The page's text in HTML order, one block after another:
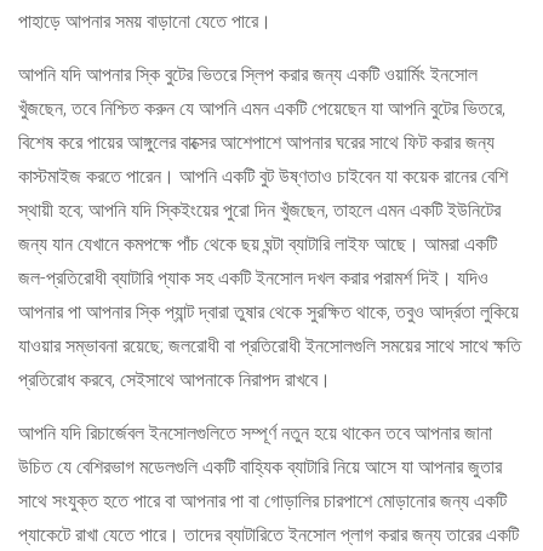
পাহাড়ে আপনার সময় বাড়ানো যেতে পারে।
আপনি যদি আপনার স্কি বুটের ভিতরে স্লিপ করার জন্য একটি ওয়ার্মিং ইনসোল
খুঁজছেন, তবে নিশ্চিত করুন যে আপনি এমন একটি পেয়েছেন যা আপনি বুটের ভিতরে,
বিশেষ করে পায়ের আঙ্গুলের বাক্সের আশেপাশে আপনার ঘরের সাথে ফিট করার জন্য
কাস্টমাইজ করতে পারেন। আপনি একটি বুট উষ্ণতাও চাইবেন যা কয়েক রানের বেশি
স্থায়ী হবে; আপনি যদি স্কিইংয়ের পুরো দিন খুঁজছেন, তাহলে এমন একটি ইউনিটের
জন্য যান যেখানে কমপক্ষে পাঁচ থেকে ছয় ঘন্টা ব্যাটারি লাইফ আছে। আমরা একটি
জল-প্রতিরোধী ব্যাটারি প্যাক সহ একটি ইনসোল দখল করার পরামর্শ দিই। যদিও
আপনার পা আপনার স্কি প্যান্ট দ্বারা তুষার থেকে সুরক্ষিত থাকে, তবুও আর্দ্রতা লুকিয়ে
যাওয়ার সম্ভাবনা রয়েছে; জলরোধী বা প্রতিরোধী ইনসোলগুলি সময়ের সাথে সাথে ক্ষতি
প্রতিরোধ করবে, সেইসাথে আপনাকে নিরাপদ রাখবে।
আপনি যদি রিচার্জেবল ইনসোলগুলিতে সম্পূর্ণ নতুন হয়ে থাকেন তবে আপনার জানা
উচিত যে বেশিরভাগ মডেলগুলি একটি বাহ্যিক ব্যাটারি নিয়ে আসে যা আপনার জুতার
সাথে সংযুক্ত হতে পারে বা আপনার পা বা গোড়ালির চারপাশে মোড়ানোর জন্য একটি
প্যাকেটে রাখা যেতে পারে। তাদের ব্যাটারিতে ইনসোল প্লাগ করার জন্য তারের একটি